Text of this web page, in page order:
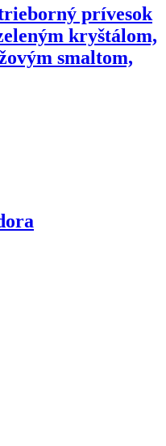
prívesok
kryštálom,
smaltom,